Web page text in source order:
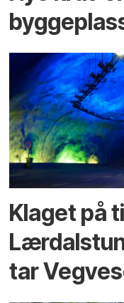
Klaget på
tar